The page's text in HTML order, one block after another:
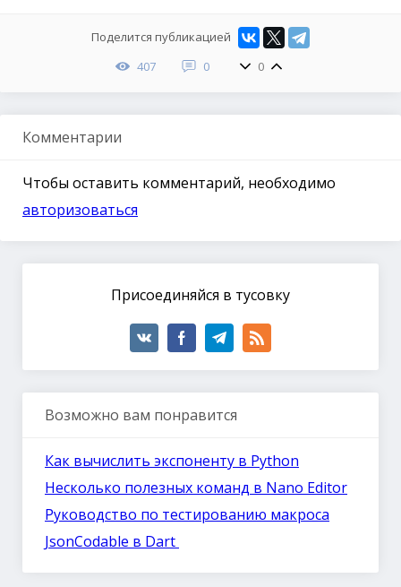
Поделится публикацией
407
0 0
Комментарии
Чтобы оставить комментарий, необходимо
авторизоваться
Присоединяйся в тусовку
Возможно вам понравится
Как вычислить экспоненту в Python
Несколько полезных команд в Nano Editor
Руководство по тестированию макроса
JsonCodable в Dart